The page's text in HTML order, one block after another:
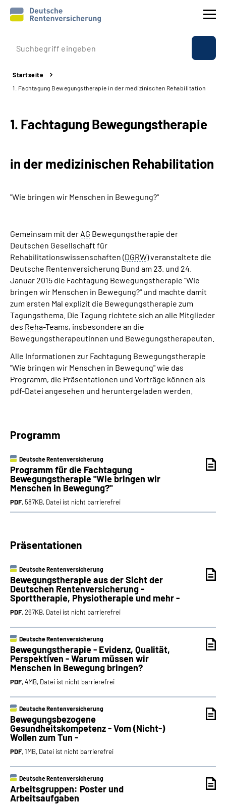
Prävention
Reha
Experten
Über uns & Presse
Suche
Language
Inhalte in Gebärdensprache (DGS)
Leichte Sprache
Mein Kundenportal
Startseite
1. Fachtagung Bewegungstherapie in der medizinischen Rehabilitation
1. Fachtagung Bewegungstherapie
in der medizinischen Rehabilitation
"Wie bringen wir Menschen in Bewegung?"
Gemeinsam mit der AG Bewegungstherapie der
Deutschen Gesellschaft für
Rehabilitationswissenschaften (DGRW) veranstaltete die
Deutsche Rentenversicherung Bund am 23. und 24.
Januar 2015 die Fachtagung Bewegungstherapie "Wie
bringen wir Menschen in Bewegung?" und machte damit
zum ersten Mal explizit die Bewegungstherapie zum
Tagungsthema. Die Tagung richtete sich an alle Mitglieder
des Reha-Teams, insbesondere an die
Bewegungstherapeutinnen und Bewegungstherapeuten.
Alle Informationen zur Fachtagung Bewegungstherapie
"Wie bringen wir Menschen in Bewegung" wie das
Programm, die Präsentationen und Vorträge können als
pdf-Datei angesehen und heruntergeladen werden.
Programm
Deutsche Rentenversicherung
Programm für die Fachtagung
Bewegungstherapie "Wie bringen wir
Menschen in Bewegung?"
PDF, 587KB, Datei ist nicht barrierefrei
Präsentationen
Deutsche Rentenversicherung
Bewegungstherapie aus der Sicht der
Deutschen Rentenversicherung -
Sporttherapie, Physiotherapie und mehr -
PDF, 267KB, Datei ist nicht barrierefrei
Deutsche Rentenversicherung
Bewegungstherapie - Evidenz, Qualität,
Perspektiven - Warum müssen wir
Menschen in Bewegung bringen?
PDF, 4MB, Datei ist nicht barrierefrei
Deutsche Rentenversicherung
Bewegungsbezogene
Gesundheitskompetenz - Vom (Nicht-)
Wollen zum Tun -
PDF, 1MB, Datei ist nicht barrierefrei
Deutsche Rentenversicherung
Arbeitsgruppen: Poster und
Arbeitsaufgaben